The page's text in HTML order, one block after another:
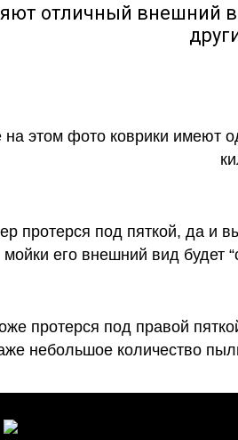
отличный внешний
этом фото коврики имеют
протерся под пяткой, да и
мойки его внешний вид будет
протерся под правой
небольшое количество